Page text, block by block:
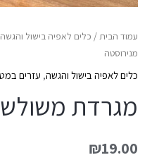
עמוד הבית/ כלים לאפיה בישול והגשה
מנירוסטה
כלים לאפיה בישול והגשה, עזרים
מגרדת
₪19.00